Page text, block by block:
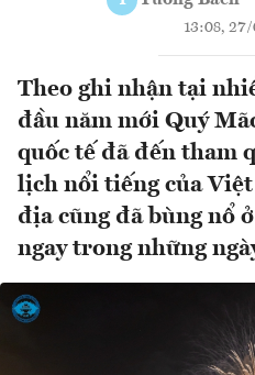
13:08,
Theo ghi nhận tại
đầu năm mới Quý
quốc tế đã đến tham
lịch nổi tiếng của
địa cũng đã bùng nổ
ngay trong những